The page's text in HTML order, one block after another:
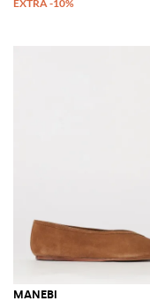
MANEBI